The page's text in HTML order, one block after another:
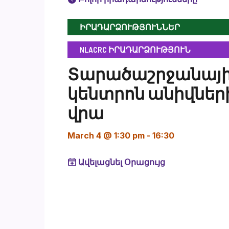
ԻՐԱԴԱՐՁՈՒԹՅՈՒՆՆԵՐ
NLACRC ԻՐԱԴԱՐՁՈՒԹՅՈՒՆ
կենտրոն
վրա
March 4 @ 1:30 pm - 16:30
Ավելացնել Օրացույց